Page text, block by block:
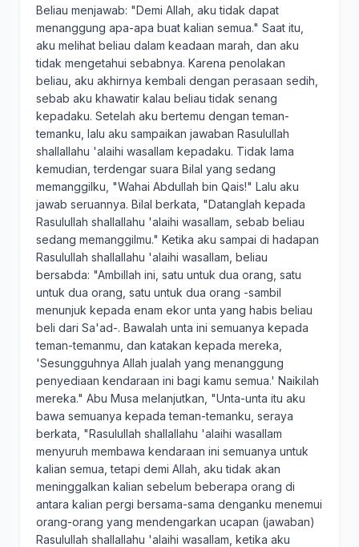
Beliau menjawab: "Demi Allah, aku tidak dapat
menanggung apa-apa buat kalian semua." Saat itu,
aku melihat beliau dalam keadaan marah, dan aku
tidak mengetahui sebabnya. Karena penolakan
beliau, aku akhirnya kembali dengan perasaan sedih,
sebab aku khawatir kalau beliau tidak senang
kepadaku. Setelah aku bertemu dengan teman-
temanku, lalu aku sampaikan jawaban Rasulullah
shallallahu 'alaihi wasallam kepadaku. Tidak lama
kemudian, terdengar suara Bilal yang sedang
memanggilku, "Wahai Abdullah bin Qais!" Lalu aku
jawab seruannya. Bilal berkata, "Datanglah kepada
Rasulullah shallallahu 'alaihi wasallam, sebab beliau
sedang memanggilmu." Ketika aku sampai di hadapan
Rasulullah shallallahu 'alaihi wasallam, beliau
bersabda: "Ambillah ini, satu untuk dua orang, satu
untuk dua orang, satu untuk dua orang -sambil
menunjuk kepada enam ekor unta yang habis beliau
beli dari Sa'ad-. Bawalah unta ini semuanya kepada
teman-temanmu, dan katakan kepada mereka,
'Sesungguhnya Allah jualah yang menanggung
penyediaan kendaraan ini bagi kamu semua.' Naikilah
mereka." Abu Musa melanjutkan, "Unta-unta itu aku
bawa semuanya kepada teman-temanku, seraya
berkata, "Rasulullah shallallahu 'alaihi wasallam
menyuruh membawa kendaraan ini semuanya untuk
kalian semua, tetapi demi Allah, aku tidak akan
meninggalkan kalian sebelum beberapa orang di
antara kalian pergi bersama-sama denganku menemui
orang-orang yang mendengarkan ucapan (jawaban)
Rasulullah shallallahu 'alaihi wasallam, ketika aku